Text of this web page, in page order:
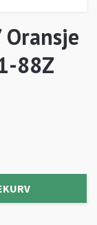
88Z